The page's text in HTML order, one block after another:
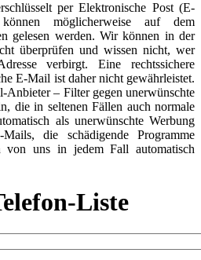
per Elektronische Post (E-
möglicherweise auf dem
gelesen werden. Wir können in der
überprüfen und wissen nicht, wer
verbirgt. Eine rechtssichere
E-Mail ist daher nicht gewährleistet.
– Filter gegen unerwünschte
die in seltenen Fällen auch normale
als unerwünschte Werbung
die schädigende Programme
von uns in jedem Fall automatisch
Liste